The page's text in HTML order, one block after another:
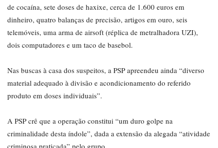
de cocaína, sete doses de haxixe, cerca de 1.600 euros em
dinheiro, quatro balanças de precisão, artigos em ouro, seis
telemóveis, uma arma de airsoft (réplica de metralhadora UZI),
dois computadores e um taco de basebol.
Nas buscas à casa dos suspeitos, a PSP apreendeu ainda “diverso
material adequado à divisão e acondicionamento do referido
produto em doses individuais”.
A PSP crê que a operação constitui “um duro golpe na
criminalidade desta índole”, dada a extensão da alegada “atividade
criminosa praticada” pelo grupo.